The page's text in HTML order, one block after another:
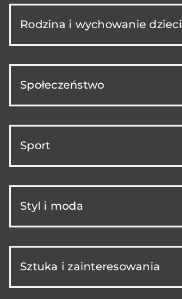
Rodzina i wychowanie dzieci
Społeczeństwo
Sport
Styl i moda
Sztuka i zainteresowania